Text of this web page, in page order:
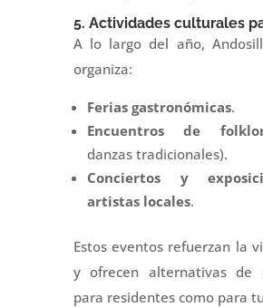
5. Actividades culturales
A lo largo del año,
organiza:
Ferias gastronómicas.
Encuentros de
danzas tradicionales).
Conciertos y
artistas locales.
Estos eventos refuerzan la
y ofrecen alternativas de
para residentes como para